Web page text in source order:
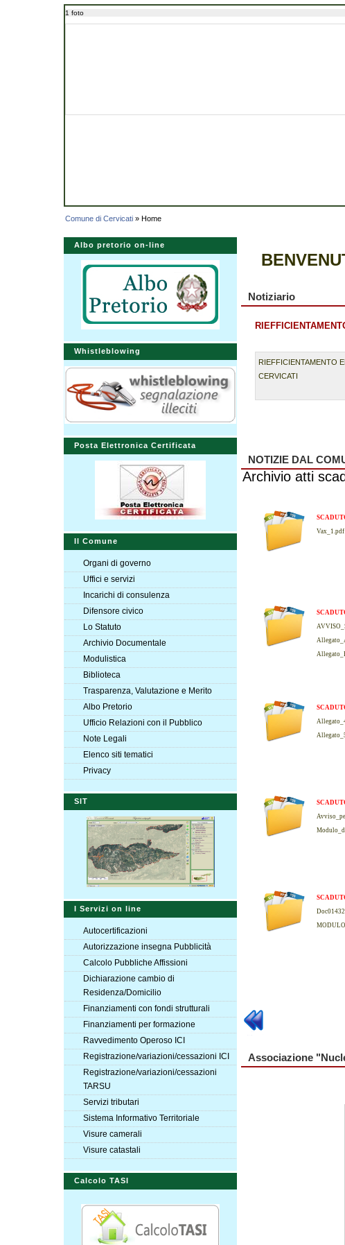
1 foto
Comune di Cervicati » Home
Albo pretorio on-line
Whistleblowing
Posta Elettronica Certificata
Il Comune
Organi di governo
Uffici e servizi
Incarichi di consulenza
Difensore civico
Lo Statuto
Archivio Documentale
Modulistica
Biblioteca
Trasparenza, Valutazione e Merito
Albo Pretorio
Ufficio Relazioni con il Pubblico
Note Legali
Elenco siti tematici
Privacy
SIT
I Servizi on line
Autocertificazioni
Autorizzazione insegna Pubblicità
Calcolo Pubbliche Affissioni
Dichiarazione cambio di
Residenza/Domicilio
Finanziamenti con fondi strutturali
Finanziamenti per formazione
Ravvedimento Operoso ICI
Registrazione/variazioni/cessazioni ICI
Registrazione/variazioni/cessazioni
TARSU
Servizi tributari
Sistema Informativo Territoriale
Visure camerali
Visure catastali
Calcolo TASI
Notiziario
RIEFFICIENTAMENTO
CERVICATI
NOTIZIE DAL
Archivio atti
Vax_1.pdf
Associazione